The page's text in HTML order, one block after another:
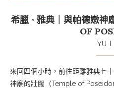
希臘 ◦ 雅典｜與帕德嫩
OF
YU-
來回四個小時，前往距離雅典七
神廟的壯闊（Temple of